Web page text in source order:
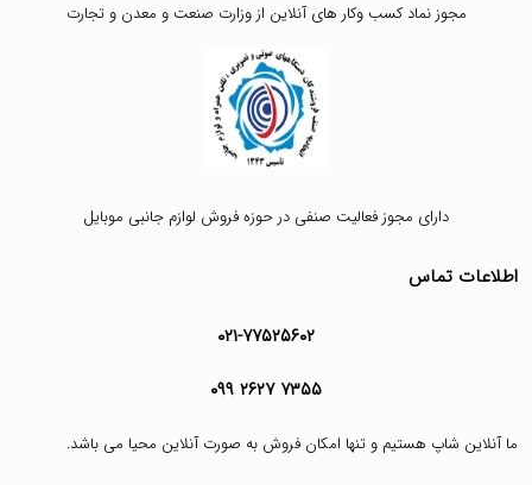
مجوز نماد کسب وکار های آنلاین از وزارت صنعت و معدن و تجارت
دارای مجوز فعالیت صنفی در حوزه فروش لوازم جانبی موبایل
اطلاعات تماس
۰۲۱-۷۷۵۲۵۶۰۲
۰۹۹ ۲۶۲۷ ۷۳۵۵
ما آنلاین شاپ هستیم و تنها امکان فروش به صورت آنلاین محیا می باشد.